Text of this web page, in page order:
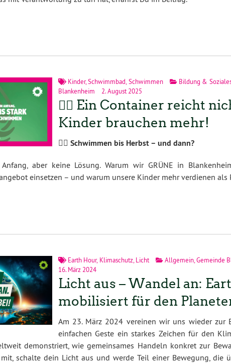
Kinder,Schwimmbad,Schwimmen Bildung &
Blankenheim
2. August 2025
🏊‍♂️ Ein Container reicht
Kinder brauchen mehr!
🏊‍♂️ Schwimmen bis Herbst – und dann?
aber keine Lösung. Warum wir GRÜNE in
einsetzen – und warum unsere Kinder mehr verdienen als
Earth Hour, Klimaschutz, Licht Allgemein,Gemeinde
16. März 2024
Licht aus – Wandel an:
mobilisiert für den
Am 23. März 2024 vereinen wir uns wieder zur
einfachen Geste ein starkes Zeichen für den
demonstriert, wie gemeinsames Handeln konkret zur
schalte dein Licht aus und werde Teil einer Bewegung, die